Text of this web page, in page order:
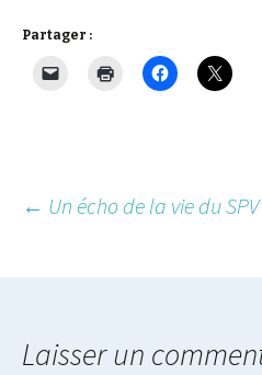
Partager :
Post
← Un écho de la vie du
Laisser un